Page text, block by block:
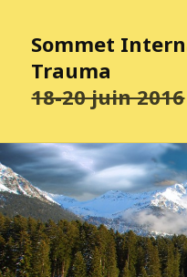
Sommet
Trauma
18-20 juin 2016